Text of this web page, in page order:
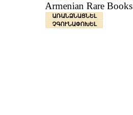
Armenian Rare Books
ԱՌԱՆՁՆԱՑՆԵԼ
ՉԳՈՒՆԱՓՈԽԵԼ